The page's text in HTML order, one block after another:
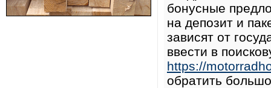
бонусные
на депозит и
зависят от
ввести в
https://
обратить